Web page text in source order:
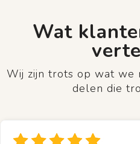
Wat
Wij zijn trots op wat we
delen die